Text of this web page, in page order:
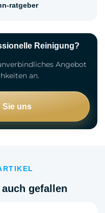
ratgeber
Reinigung?
Angebot
an.
Sie uns
gefallen